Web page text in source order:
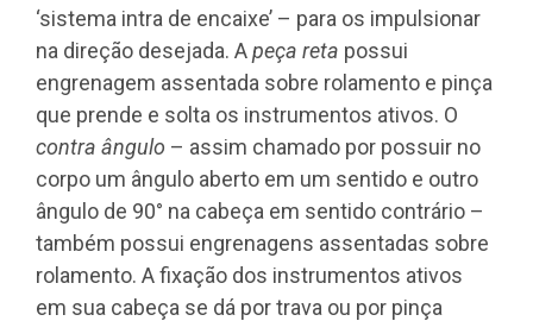
‘sistema intra de encaixe’ – para os impulsionar
na direção desejada. Apeça reta possui
engrenagem assentada sobre rolamento e pinça
que prende e solta os instrumentos ativos. O
contra ângulo – assim chamado por possuir no
corpo um ângulo aberto em um sentido e outro
ângulo de 90° na cabeça em sentido contrário –
também possui engrenagens assentadas sobre
rolamento. A fixação dos instrumentos ativos
em sua cabeça se dá por trava ou por pinça